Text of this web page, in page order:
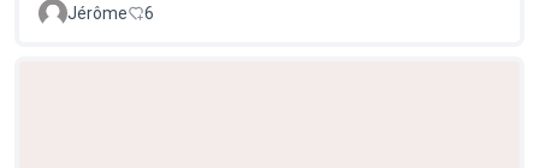
Jérôme 6